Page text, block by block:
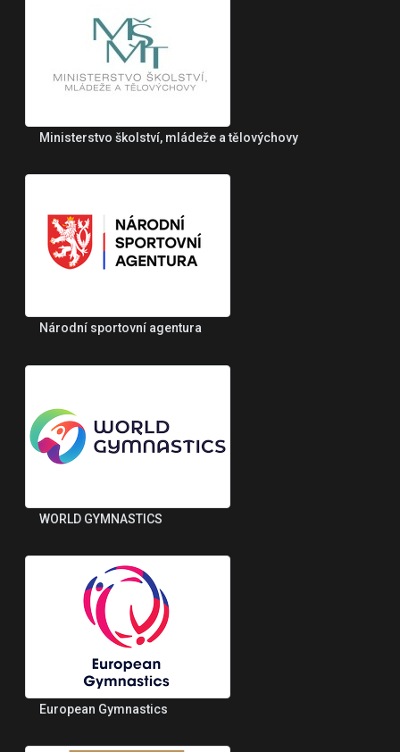
Ministerstvo školství, mládeže a tělovýchovy
Národní sportovní agentura
WORLD GYMNASTICS
European Gymnastics